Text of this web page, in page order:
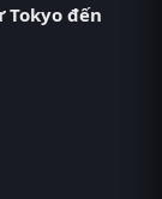
vụ triệu đô:
From
Tokyo đến
TV. Truy
cài app.